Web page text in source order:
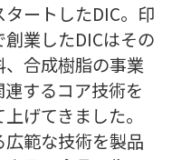
ートしたDIC。印
業したDICはその
合成樹脂の事業
するコア技術を
げてきました。
範な技術を製品